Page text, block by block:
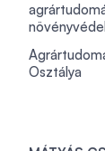
Osztálya